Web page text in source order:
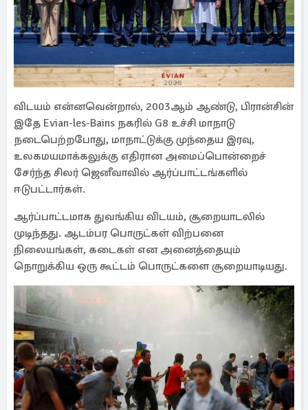
விடயம் என்னவென்றால், 2003ஆம் ஆண்டு, பிரான்சின்
இதே Evian-les-Bains நகரில் G8 உச்சி மாநாடு
நடைபெற்றபோது, மாநாட்டுக்கு முந்தைய இரவு,
உலகமயமாக்கலுக்கு எதிரான அமைப்பொன்றைச்
சேர்ந்த சிலர் ஜெனீவாவில் ஆர்ப்பாட்டங்களில்
ஈடுபட்டார்கள்.
ஆர்ப்பாட்டமாக துவங்கிய விடயம், சூறையாடலில்
முடிந்தது. ஆடம்பர பொருட்கள் விற்பனை
நிலையங்கள், கடைகள் என அனைத்தையும்
நொறுக்கிய ஒரு கூட்டம் பொருட்களை சூறையாடியது.